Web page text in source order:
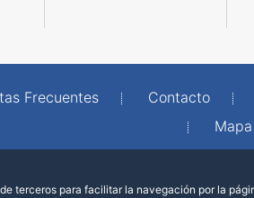
Frecuentes Contacto
terceros para facilitar la navegación por la